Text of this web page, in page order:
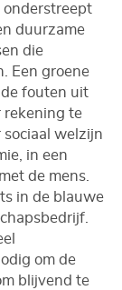
onderstreept
duurzame
die
Een groene
fouten uit
rekening te
welzijn
in een
de mens.
in de blauwe
om de
blijvend te